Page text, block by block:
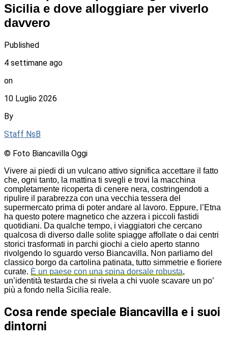
Sicilia e dove alloggiare per viverlo
davvero
Published
4 settimane ago
on
10 Luglio 2026
By
Staff NsB
© Foto Biancavilla Oggi
Vivere ai piedi di un vulcano attivo significa accettare il fatto
che, ogni tanto, la mattina ti svegli e trovi la macchina
completamente ricoperta di cenere nera, costringendoti a
ripulire il parabrezza con una vecchia tessera del
supermercato prima di poter andare al lavoro. Eppure, l’Etna
ha questo potere magnetico che azzera i piccoli fastidi
quotidiani. Da qualche tempo, i viaggiatori che cercano
qualcosa di diverso dalle solite spiagge affollate o dai centri
storici trasformati in parchi giochi a cielo aperto stanno
rivolgendo lo sguardo verso Biancavilla. Non parliamo del
classico borgo da cartolina patinata, tutto simmetrie e fioriere
curate. È un paese con una spina dorsale robusta,
un’identità testarda che si rivela a chi vuole scavare un po’
più a fondo nella Sicilia reale.
Cosa rende speciale Biancavilla e i suoi
dintorni